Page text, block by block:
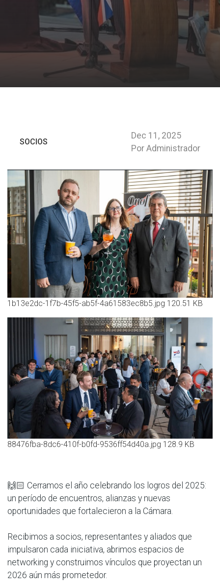
SOCIOS
Dec 11, 2025
Por Administrador
1b13e2dc-1f7b-45f5-ab5f-4a61583ec8b5.jpg 120.51 KB
88476fba-8dc6-410f-b0fd-9536ff54d40a.jpg 128.9 KB
🙌🏻 Cerramos el año celebrando los logros del 2025:
un período de encuentros, alianzas y nuevas
oportunidades que fortalecieron a la Cámara.
Recibimos a socios, representantes y aliados que
impulsaron cada iniciativa, abrimos espacios de
networking y construimos vínculos que proyectan un
2026 aún más prometedor.